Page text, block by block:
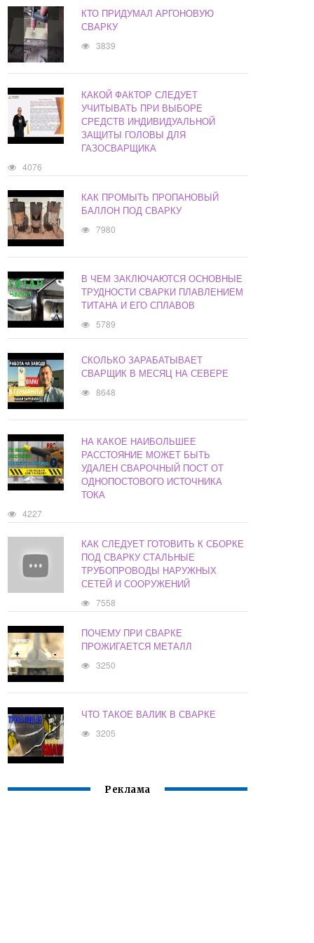
КТО ПРИДУМАЛ АРГОНОВУЮ
СВАРКУ
3839
КАКОЙ ФАКТОР СЛЕДУЕТ
УЧИТЫВАТЬ ПРИ ВЫБОРЕ
СРЕДСТВ ИНДИВИДУАЛЬНОЙ
ЗАЩИТЫ ГОЛОВЫ ДЛЯ
ГАЗОСВАРЩИКА
4076
КАК ПРОМЫТЬ ПРОПАНОВЫЙ
БАЛЛОН ПОД СВАРКУ
7980
В ЧЕМ ЗАКЛЮЧАЮТСЯ ОСНОВНЫЕ
ТРУДНОСТИ СВАРКИ ПЛАВЛЕНИЕМ
ТИТАНА И ЕГО СПЛАВОВ
5789
СКОЛЬКО ЗАРАБАТЫВАЕТ
СВАРЩИК В МЕСЯЦ НА СЕВЕРЕ
8648
НА КАКОЕ НАИБОЛЬШЕЕ
РАССТОЯНИЕ МОЖЕТ БЫТЬ
УДАЛЕН СВАРОЧНЫЙ ПОСТ ОТ
ОДНОПОСТОВОГО ИСТОЧНИКА
ТОКА
4227
КАК СЛЕДУЕТ ГОТОВИТЬ К СБОРКЕ
ПОД СВАРКУ СТАЛЬНЫЕ
ТРУБОПРОВОДЫ НАРУЖНЫХ
СЕТЕЙ И СООРУЖЕНИЙ
7558
ПОЧЕМУ ПРИ СВАРКЕ
ПРОЖИГАЕТСЯ МЕТАЛЛ
3250
ЧТО ТАКОЕ ВАЛИК В СВАРКЕ
3205
Реклама